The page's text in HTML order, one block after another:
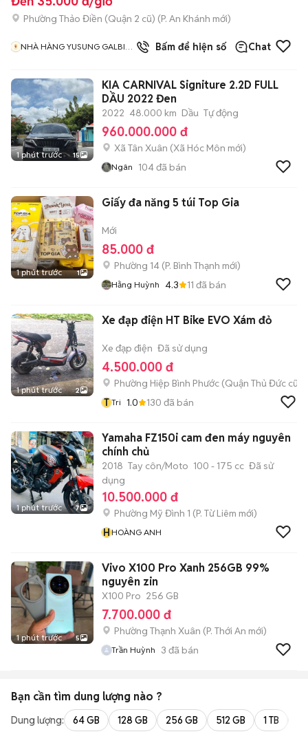
Phường Thảo Điền (Quận 2 cũ) (P. An Khánh mới)
NHÀ HÀNG YUSUNG GALBI
Bấm để hiện số Chat
1 phút trước 15
KIA CARNIVAL Signiture 2.2D FULL
DẦU 2022 Đen
2022 48.000 km Dầu Tự động
960.000.000 đ
Xã Tân Xuân (Xã Hóc Môn mới)
Ngân 104đã bán
1 phút trước 1
Giấy đa năng 5 túi Top Gia
Mới
85.000 đ
Phường 14 (P. Bình Thạnh mới)
Hằng Huỳnh 4.3 11 đã bán
1 phút trước 2
Xe đạp điện HT Bike EVO Xám đỏ
Xe đạp điện Đã sử dụng
4.500.000 đ
Phường Hiệp Bình Phước (Quận Thủ Đức cũ)
T Tri 1.0 130 đã bán
1 phút trước 7
Yamaha FZ150i cam đen máy nguyên
chính chủ
2018 Tay côn/Moto 100 - 175 cc Đã sử
dụng
10.500.000 đ
Phường Mỹ Đình 1 (P. Từ Liêm mới)
HHOÀNG ANH
1 phút trước 5
Vivo X100 Pro Xanh 256GB 99%
nguyên zin
X100 Pro 256 GB
7.700.000 đ
Phường Thạnh Xuân (P. Thới An mới)
Trần Huỳnh 3 đã bán
Bạn cần tìm dung lượng nào ?
Dung lượng: 64 GB 128 GB 256 GB 512 GB 1 TB